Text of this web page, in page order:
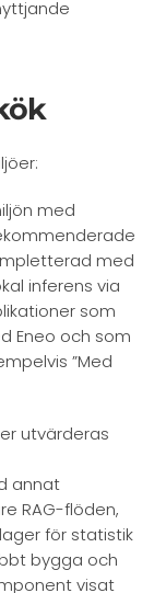
med
med
inferens via
som
Eneo och som
”Med
utvärderas
annat
RAG-flöden,
för statistik
bygga och
visat